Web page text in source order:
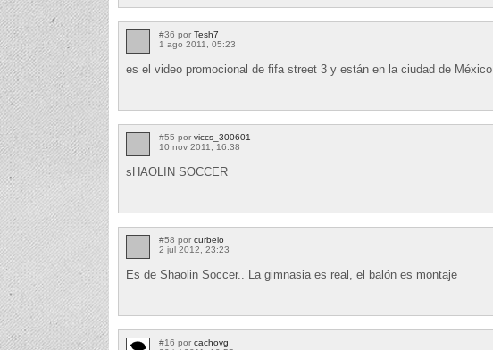
#36 por Tesh7
1 ago 2011, 05:23
es el video promocional de fifa street 3 y están en la ciudad de México
#55 por viccs_300601
10 nov 2011, 16:38
sHAOLIN SOCCER
#58 por curbelo
2 jul 2012, 23:23
Es de Shaolin Soccer.. La gimnasia es real, el balón es montaje
#16 por cachovg